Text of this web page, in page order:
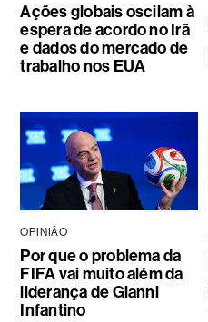
Ações globais oscilam à
espera de acordo no Irã
e dados do mercado de
trabalho nos EUA
OPINIÃO
Por que o problema da
FIFA vai muito além da
liderança de Gianni
Infantino